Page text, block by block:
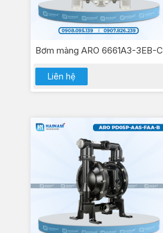
Bơm màng ARO 6661A3-3EB-C
Liên hệ